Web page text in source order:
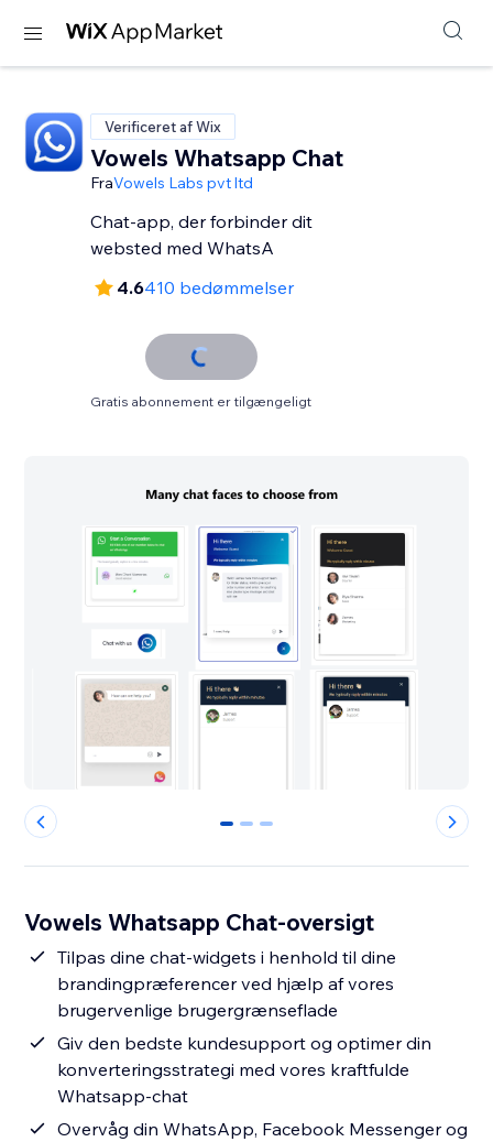
Verificeret af Wix
Vowels Whatsapp Chat
FraVowels Labs pvt ltd
Chat-app, der forbinder dit
websted med WhatsA
4.6410 bedømmelser
Gratis abonnement er tilgængeligt
0 1 2
Vowels Whatsapp Chat-oversigt
Tilpas dine chat-widgets i henhold til dine
brandingpræferencer ved hjælp af vores
brugervenlige brugergrænseflade
Giv den bedste kundesupport og optimer din
konverteringsstrategi med vores kraftfulde
Whatsapp-chat
Overvåg din WhatsApp, Facebook Messenger og